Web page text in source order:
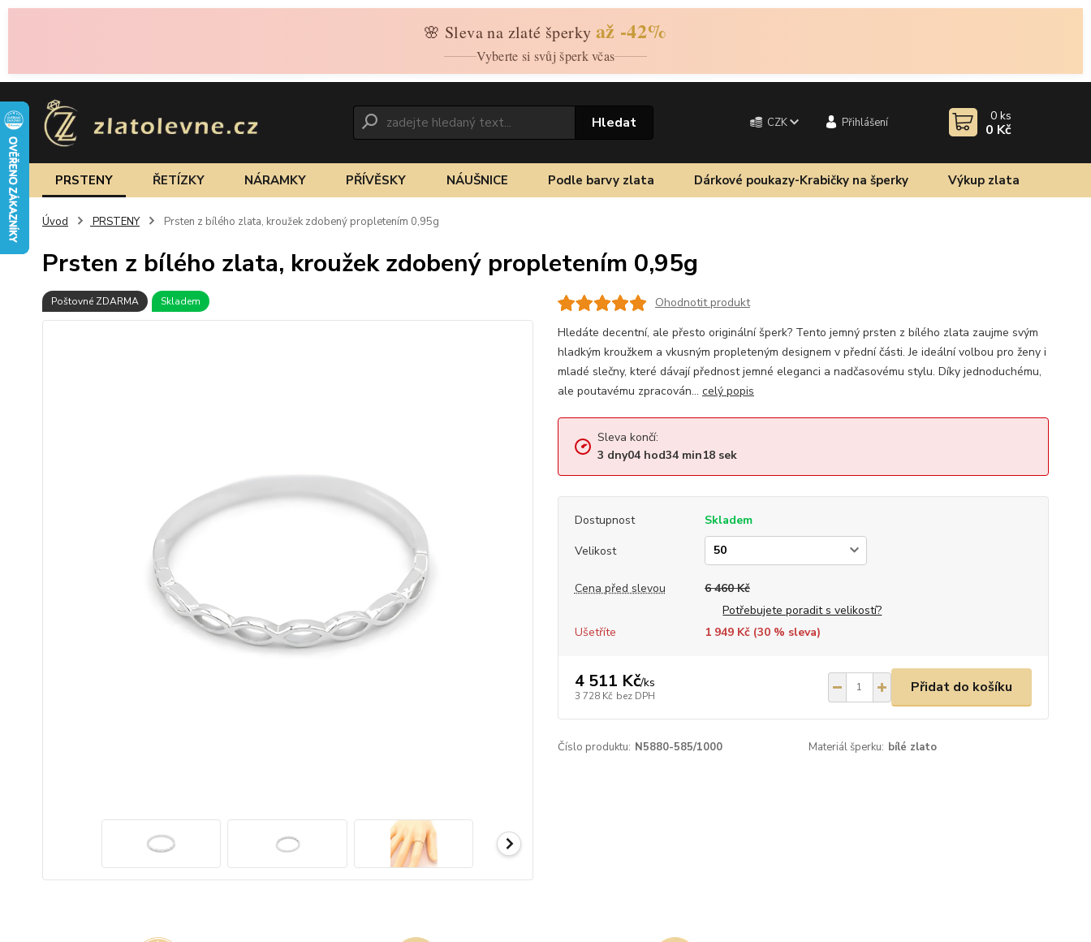
🌸 Sleva na zlaté šperky až -42%
Vyberte si svůj šperk včas
CZK Přihlášení
Hledat 0 ks
0 Kč
PRSTENY ŘETÍZKY NÁRAMKY PŘÍVĚSKY NÁUŠNICE Podle barvy zlata Dárkové poukazy-Krabičky na šperky Výkup zlata
Úvod PRSTENY Prsten z bílého zlata, kroužek zdobený propletením 0,95g
Prsten z bílého zlata, kroužek zdobený propletením 0,95g
Poštovné ZDARMA Skladem
Ohodnotit produkt
Hledáte decentní, ale přesto originální šperk? Tento jemný prsten z bílého zlata zaujme svým
hladkým kroužkem a vkusným propleteným designem v přední části. Je ideální volbou pro ženy i
mladé slečny, které dávají přednost jemné eleganci a nadčasovému stylu. Díky jednoduchému,
ale poutavému zpracován... celý popis
Sleva končí:
3 dny04hod34min17sek
Dostupnost
Skladem
Velikost
Cena před slevou
6 460 Kč
Potřebujete poradit s velikostí?
Ušetříte
1 949 Kč (30% sleva)
4 511 Kč/ks
3 728 Kč bez DPH
Přidat do košíku
Číslo produktu: N5880-585/1000 Materiál šperku: bílé zlato